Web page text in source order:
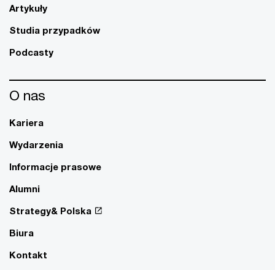
Artykuły
Studia przypadków
Podcasty
O nas
Kariera
Wydarzenia
Informacje prasowe
Alumni
Strategy& Polska
Biura
Kontakt